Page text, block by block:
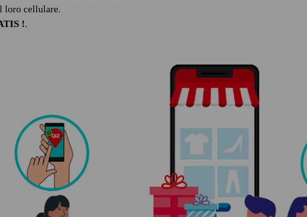
loro cellulare.
!.